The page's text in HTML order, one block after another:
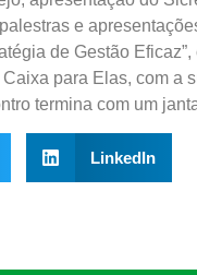
e
de Gestão
para Elas, com a
termina com um
LinkedIn